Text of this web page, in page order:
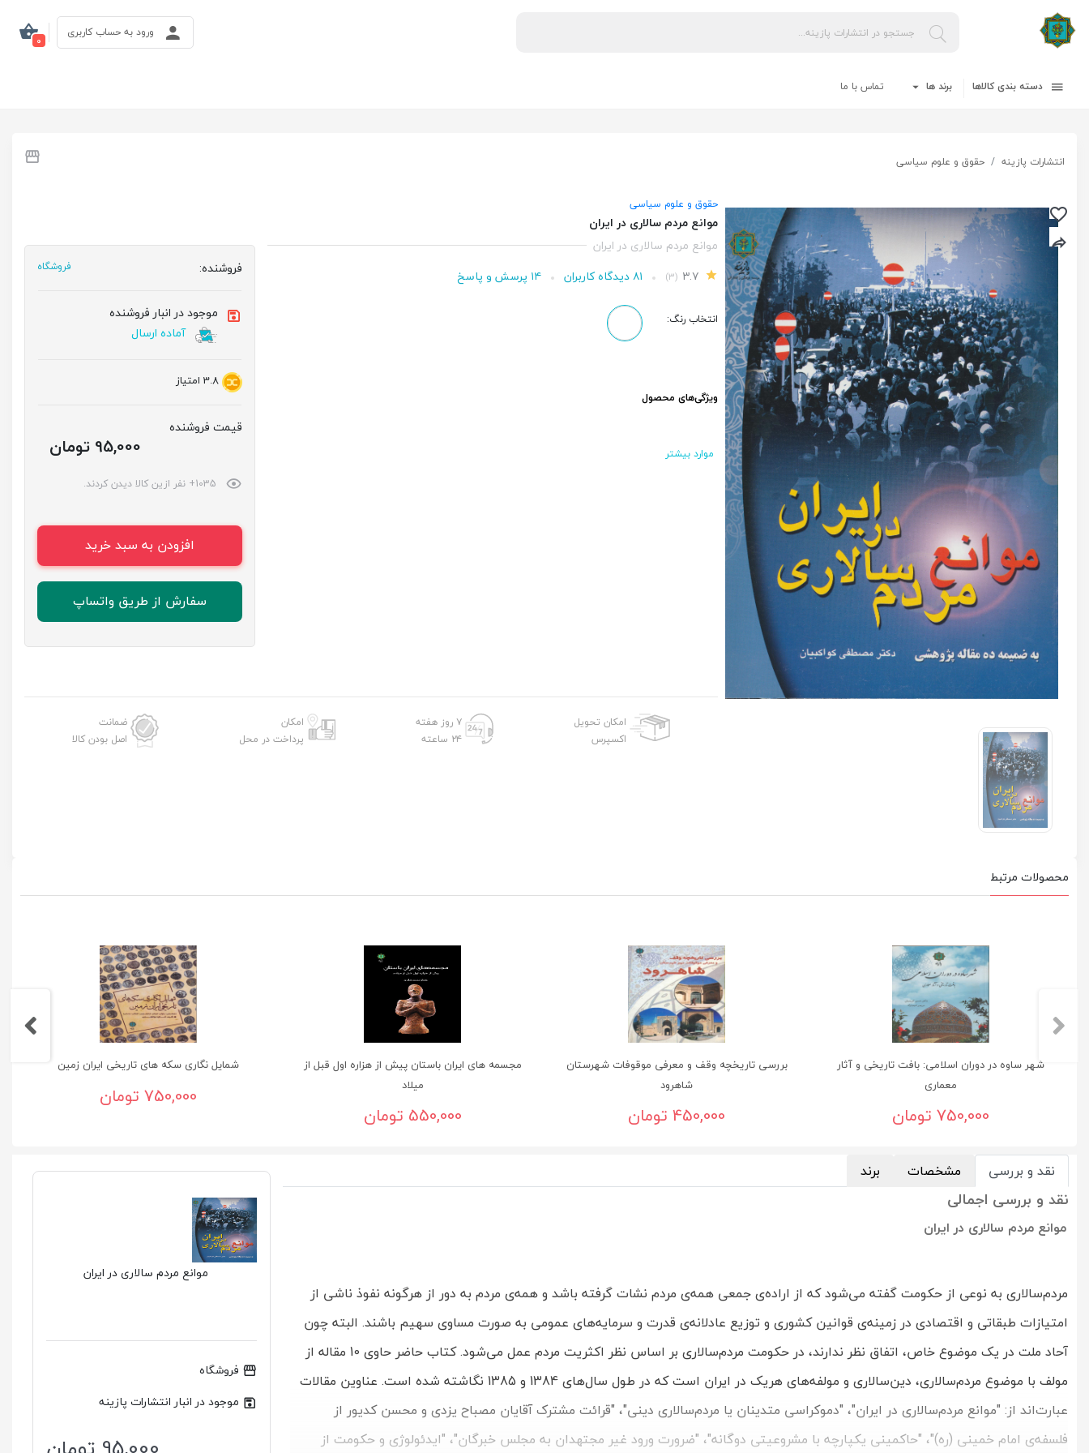
0
ورود به حساب کاربری
دسته بندی کالاها برند ها تماس با ما
انتشارات پازینه حقوق و علوم سیاسی
حقوق و علوم سیاسی
موانع مردم سالاری در ایران
موانع مردم سالاری در ایران
(۳) ۸۱ دیدگاه کاربران ۱۴ پرسش و پاسخ
انتخاب رنگ:
ویژگی‌های محصول
موارد بیشتر
فروشنده: فروشگاه
موجود در انبار فروشنده
آماده ارسال
3.8امتیاز
قیمت فروشنده
95,000 تومان
افزودن به سبد خرید
سفارش از طریق واتساپ
امکان تحویل
اکسپرس
۷ روز هفته
۲۴ ساعته
امکان
پرداخت در محل
ضمانت
اصل بودن کالا
محصولات مرتبط
شهر ساوه در دوران اسلامی: بافت تاریخی و آثار
معماری
750,000 تومان
بررسی تاريخچه وقف و معرفی موقوفات شهرستان
شاهرود
450,000 تومان
مجسمه های ایران باستان پیش از هزاره اول قبل از
میلاد
550,000 تومان
شمایل نگاری سکه های تاریخی ایران زمین
750,000 تومان
نقد و بررسی مشخصات برند
نقد و بررسی اجمالی
موانع مردم سالاری در ایران
مردم‌سالاری به نوعی از حکومت گفته می‌شود که از اراده‌ی جمعی همه‌ی مردم نشات گرفته باشد و همه‌ی مردم به دور از هرگونه نفوذ ناشی از
امتیازات طبقاتی و اقتصادی در زمینه‌ی قوانین کشوری و توزیع عادلانه‌ی قدرت و سرمایه‌های عمومی به صورت مساوی سهیم باشند. البته چون
آحاد ملت در یک موضوع خاص، اتفاق نظر ندارند، در حکومت مردم‌سالاری بر اساس نظر اکثریت مردم عمل می‌شود. کتاب حاضر حاوی 10 مقاله از
مولف با موضوع مردم‌سالاری، دین‌سالاری و مولفه‌های هریک در ایران است که در طول سال‌های 1384 و 1385 نگاشته شده است. عناوین مقالات
عبارت‌اند از: "موانع مردم‌سالاری در ایران"، "دموکراسی متدینان یا مردم‌سالاری دینی"، "قرائت مشترک آقایان مصباح یزدی و محسن کدیور از
فلسفه‌ی امام خمینی (ره)"، "حاکمینی یکپارچه با مشروعیتی دوگانه"، "ضرورت ورود غیر مجتهدان به مجلس خبرگان"، "ایدئولوژی و حکومت از
موانع مردم سالاری در ایران
فروشگاه
موجود در انبار انتشارات پازینه